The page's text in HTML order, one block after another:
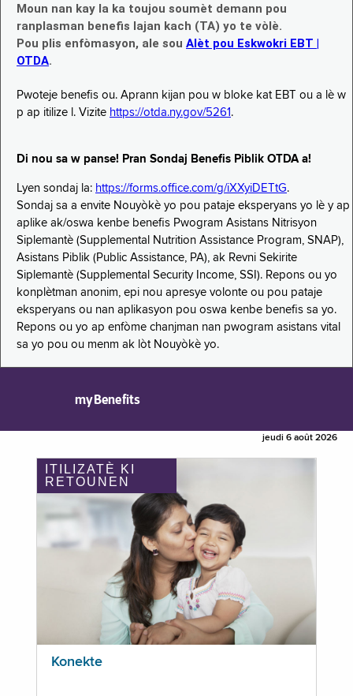
Moun nan kay la ka toujou soumèt demann pou
ranplasman benefis lajan kach (TA) yo te vòlè.
Pou plis enfòmasyon, ale sou Alèt pou Eskwokri EBT |
OTDA.
Pwoteje benefis ou. Aprann kijan pou w bloke kat EBT ou a lè w
p ap itilize l. Vizite https://otda.ny.gov/5261 .
Di nou sa w panse! Pran Sondaj Benefis Piblik OTDA a!
Lyen sondaj la: https://forms.office.com/g/iXXyiDETtG.
Sondaj sa a envite Nouyòkè yo pou pataje eksperyans yo lè y ap
aplike ak/oswa kenbe benefis Pwogram Asistans Nitrisyon
Siplemantè (Supplemental Nutrition Assistance Program, SNAP),
Asistans Piblik (Public Assistance, PA), ak Revni Sekirite
Siplemantè (Supplemental Security Income, SSI). Repons ou yo
konplètman anonim, epi nou apresye volonte ou pou pataje
eksperyans ou nan aplikasyon pou oswa kenbe benefis sa yo.
Repons ou yo ap enfòme chanjman nan pwogram asistans vital
sa yo pou ou menm ak lòt Nouyòkè yo.
myBenefits
jeudi 6 août 2026
ITILIZATÈ KI
RETOUNEN
Konekte